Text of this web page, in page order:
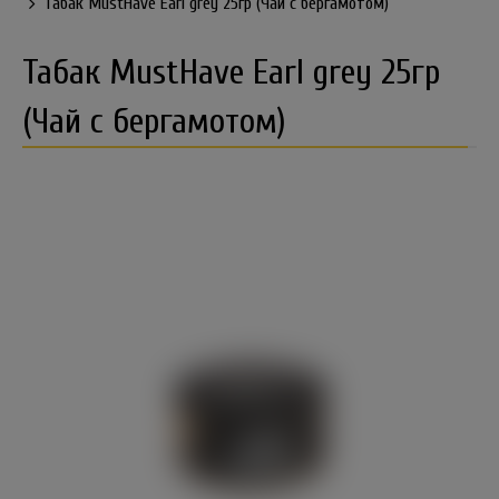
Табак MustHave Earl grey 25гр
(Чай с бергамотом)